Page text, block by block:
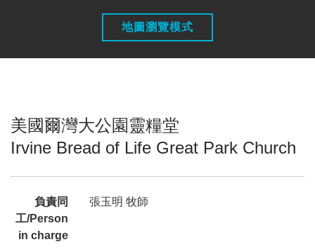
地圖瀏覽模式
美國爾灣大公園靈糧堂
Irvine Bread of Life Great Park Church
負責同
工/Person
in charge
張玉明 牧師